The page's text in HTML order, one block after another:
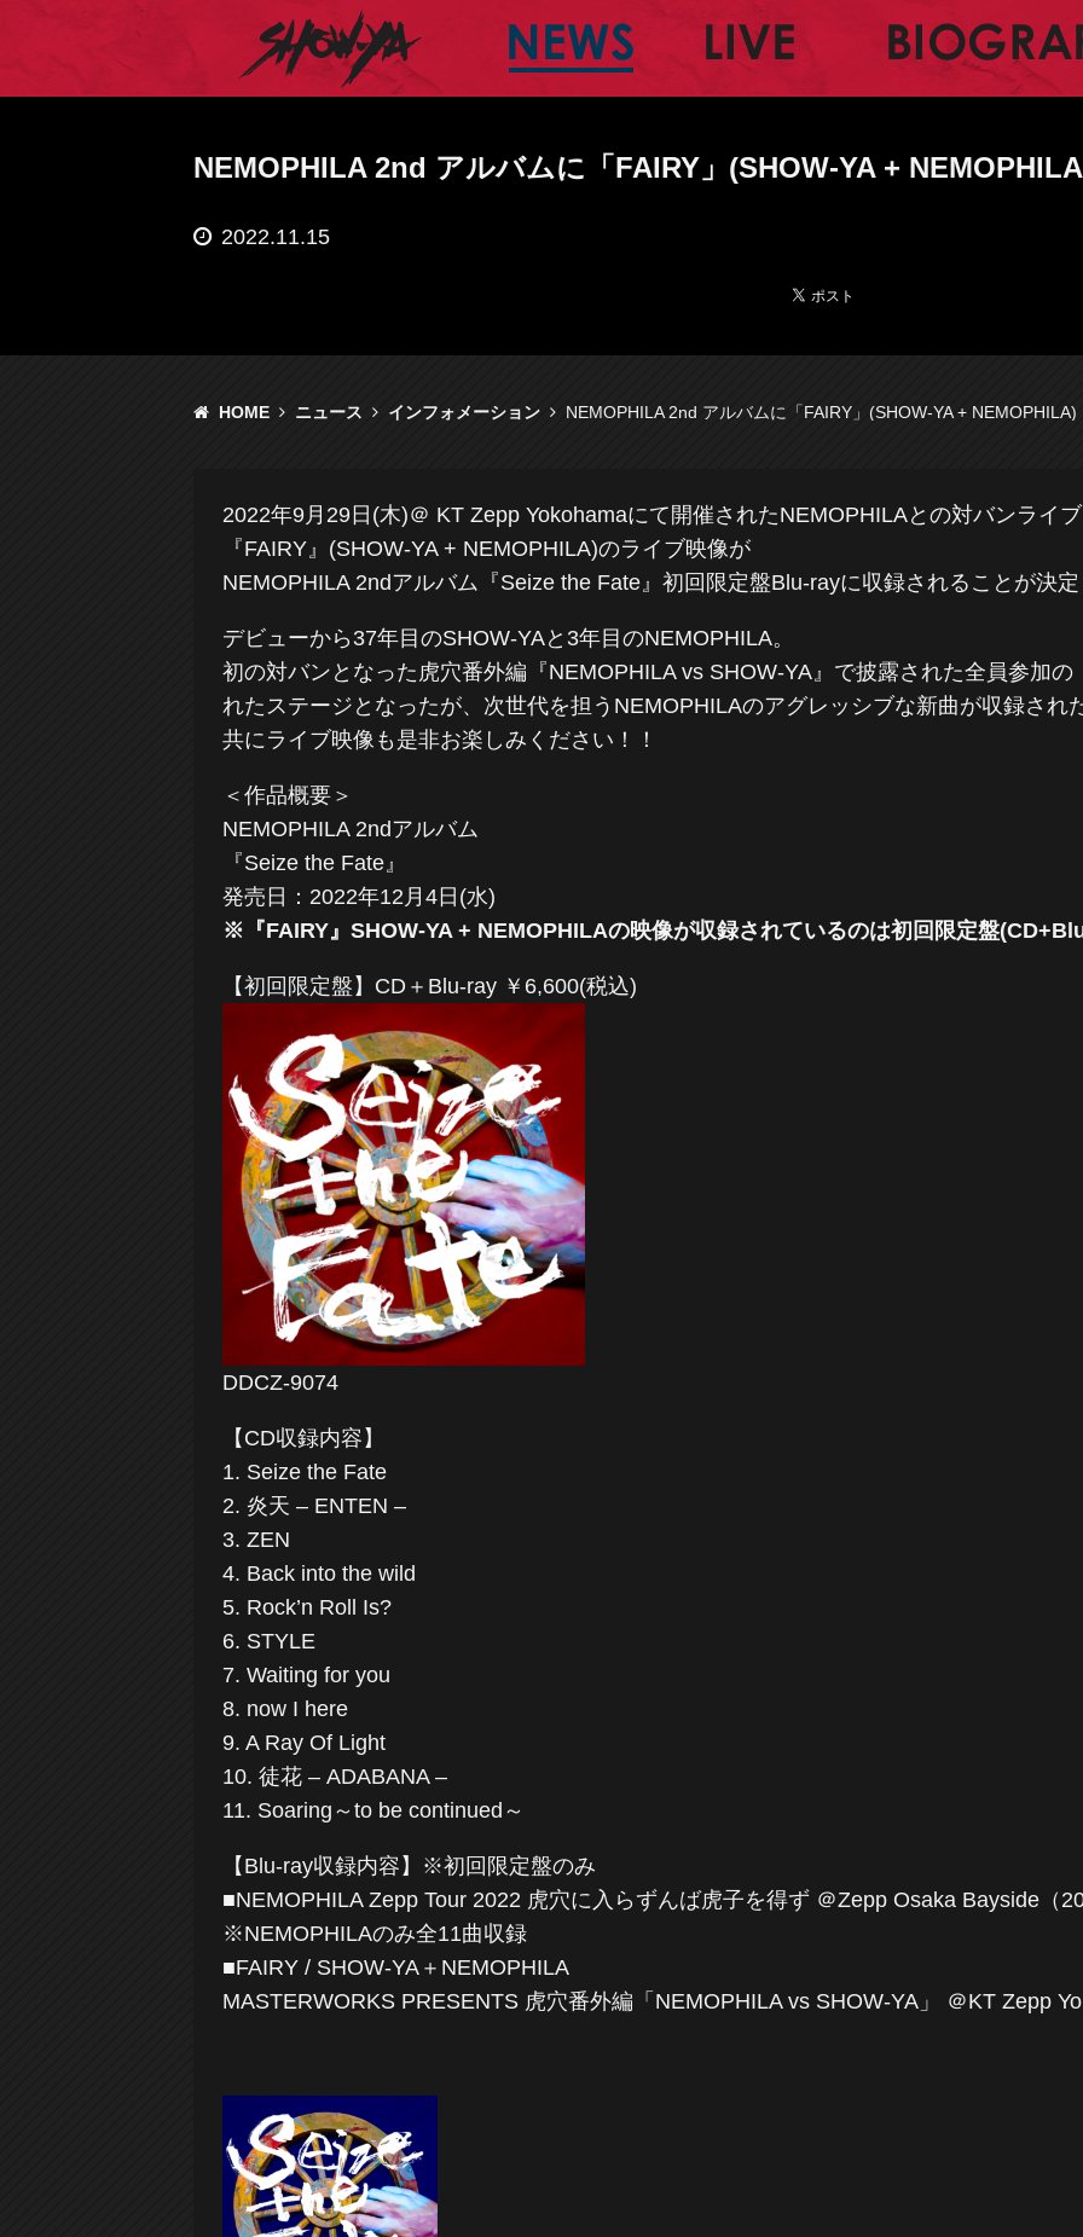
NEMOPHILA 2nd アルバムに「FAIRY」(SHOW-YA +
2022.11.15
HOME ニュース インフォメーション NEMOPHILA 2nd アルバムに「FAIRY」(SHOW-YA +
2022年9月29日(木)＠ KT Zepp Yokohamaにて開催されたNEMOPHILAとの対バンライ
『FAIRY』(SHOW-YA + NEMOPHILA)のライブ映像が
NEMOPHILA 2ndアルバム『Seize the Fate』初回限定盤Blu-rayに収録されることが決
デビューから37年目のSHOW-YAと3年目のNEMOPHILA。
初の対バンとなった虎穴番外編『NEMOPHILA vs SHOW-YA』で披露された全員参加
れたステージとなったが、次世代を担うNEMOPHILAのアグレッシブな新曲が収録され
共にライブ映像も是非お楽しみください！！
＜作品概要＞
NEMOPHILA 2ndアルバム
『Seize the Fate』
発売日：2022年12月4日(水)
※『FAIRY』SHOW-YA + NEMOPHILAの映像が収録されているのは初回限定盤
【初回限定盤】CD＋Blu-ray ￥6,600(税込)
DDCZ-9074
【CD収録内容】
1. Seize the Fate
2. 炎天 – ENTEN –
3. ZEN
4. Back into the wild
5. Rock’n Roll Is?
6. STYLE
7. Waiting for you
8. now I here
9. A Ray Of Light
10. 徒花 – ADABANA –
11. Soaring～to be continued～
【Blu-ray収録内容】※初回限定盤のみ
■NEMOPHILA Zepp Tour 2022 虎穴に入らずんば虎子を得ず ＠Zepp Osaka Bayside（
※NEMOPHILAのみ全11曲収録
■FAIRY / SHOW-YA＋NEMOPHILA
MASTERWORKS PRESENTS 虎穴番外編「NEMOPHILA vs SHOW-YA」 ＠KT Zepp